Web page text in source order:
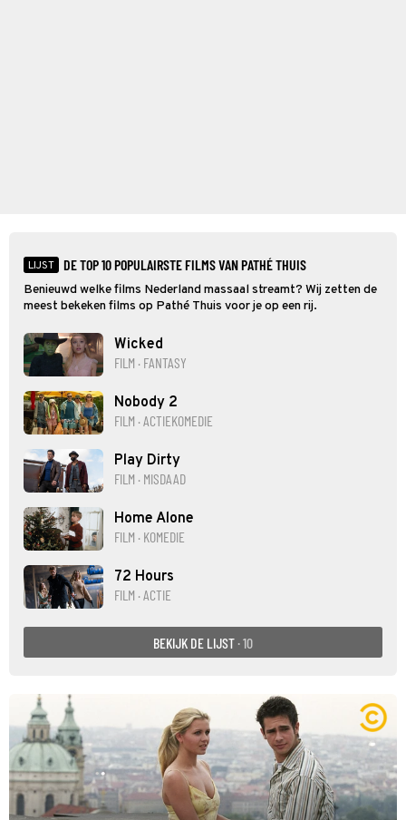
LIJST DE TOP 10 POPULAIRSTE FILMS VAN PATHÉ THUIS
Benieuwd welke films Nederland massaal streamt? Wij zetten de
meest bekeken films op Pathé Thuis voor je op een rij.
Wicked
FILM · FANTASY
Nobody 2
FILM · ACTIEKOMEDIE
Play Dirty
FILM · MISDAAD
Home Alone
FILM · KOMEDIE
72 Hours
FILM · ACTIE
BEKIJK DE LIJST · 10